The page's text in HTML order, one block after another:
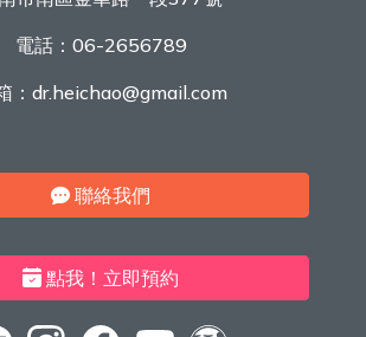
電話： 06-2656789
： dr.heichao@gmail.com
聯絡我們
點我！立即預約